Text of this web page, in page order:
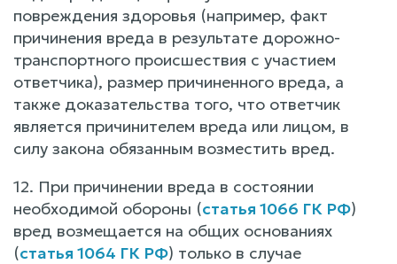
повреждения здоровья (например, факт
причинения вреда в результате дорожно-
транспортного происшествия с участием
ответчика), размер причиненного вреда, а
также доказательства того, что ответчик
является причинителем вреда или лицом, в
силу закона обязанным возместить вред.
12. При причинении вреда в состоянии
необходимой обороны (статья 1066 ГК РФ)
вред возмещается на общих основаниях
(статья 1064 ГК РФ) только в случае